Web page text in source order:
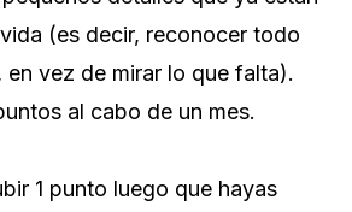
(es decir, reconocer todo
en vez de mirar lo que falta).
al cabo de un mes.
1 punto luego que hayas